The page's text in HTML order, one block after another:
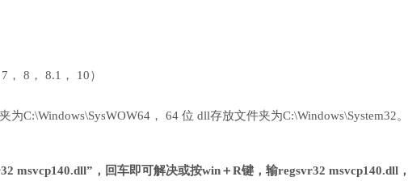
， 8， 8.1， 10）
C:\Windows\SysWOW64， 64 位 dll存放文件夹为C:\Windows\System32。
msvcp140.dll”，回车即可解决或按win＋R键，输regsvr32 msvcp140.dll